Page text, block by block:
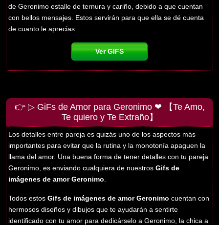
de Geronimo estalle de ternura y cariño, debido a que cuentan
con bellos mensajes. Estos servirán para que ella se dé cuenta
de cuanto le aprecias.
Ver GIFS
👉 ▷ GiFs de Amor para Geronimo ❤ 【Te Amo,
Te quiero y Te Extraño】
Los detalles entre pareja es quizás uno de los aspectos más
importantes para evitar que la rutina y la monotonía apaguen la
llama del amor. Una buena forma de tener detalles con tu pareja
Geronimo, es enviando cualquiera de nuestros Gifs de
imágenes de amor Geronimo.
Todos estos Gifs de imágenes de amor Geronimo cuentan con
hermosos diseños y dibujos que te ayudarán a sentirte
identificado con tu amor para dedicárselo a Geronimo, la chica a